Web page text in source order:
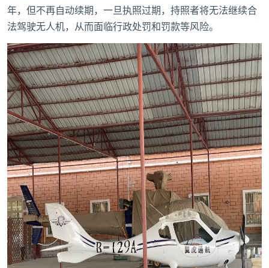
年，但不再自动续期，一旦执照过期，持照者将无法继续合
法驾驶无人机，从而面临行政处罚和罚款等风险。